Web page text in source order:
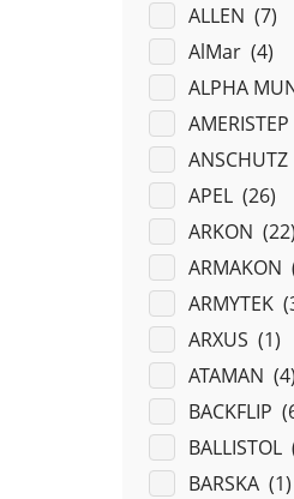
ALLEN (7)
AlMar (4)
ALPHA
APEL (26)
ARKON (22)
ARMAKON
ARMYTEK (
ARXUS (1)
ATAMAN (4)
BACKFLIP (
BALLISTOL
BARSKA (1)